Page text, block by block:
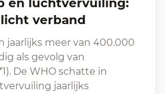
verband
jaarlijks meer van 400.000
als gevolg van
De WHO schatte in
jaarlijks